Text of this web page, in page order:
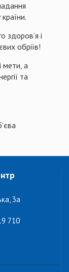
здоров’я і
обріїв!
мети, а
та
3а
710